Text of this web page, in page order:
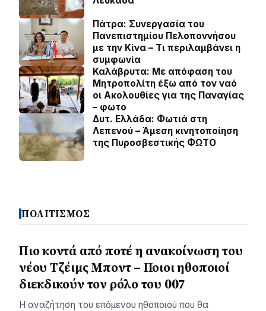
Πάτρα: Συνεργασία του
Πανεπιστημίου Πελοποννήσου
με την Κίνα – Τι περιλαμβάνει η
συμφωνία
Καλάβρυτα: Με απόφαση του
Μητροπολίτη έξω από τον ναό
οι Ακολουθίες για της Παναγίας
– φωτο
Δυτ. Ελλάδα: Φωτιά στη
Λεπενού – Άμεση κινητοποίηση
της Πυροσβεστικής ΦΩΤΟ
ΠΟΛΙΤΙΣΜΟΣ
Πιο κοντά από ποτέ η ανακοίνωση του
νέου Τζέιμς Μποντ – Ποιοι ηθοποιοί
διεκδικούν τον ρόλο του 007
Η αναζήτηση του επόμενου ηθοποιού που θα